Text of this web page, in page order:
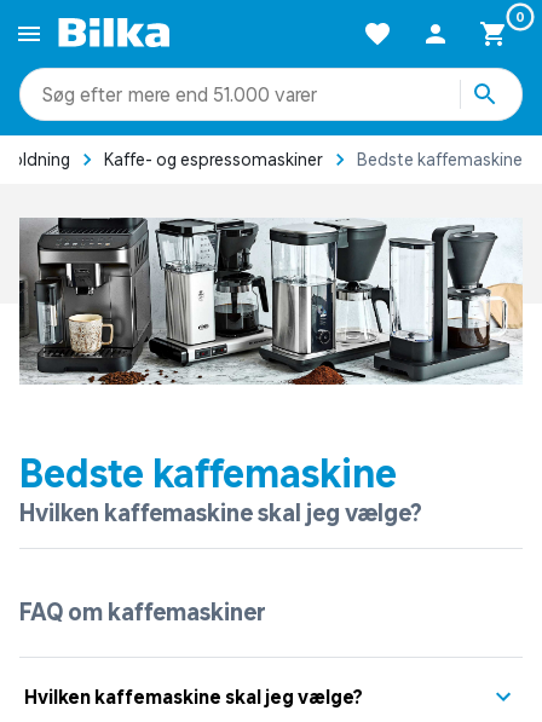
0
mere end 51.000 varer
Kaffe- og espressomaskiner Bedste kaffemaskine
Bedste kaffemaskine
Hvilken kaffemaskine skal jeg vælge?
FAQ om kaffemaskiner
Hvilken kaffemaskine skal jeg vælge?